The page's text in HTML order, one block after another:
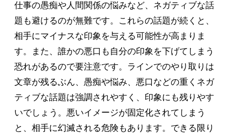
仕事の愚痴や人間関係の悩みなど、ネガティブな話
題も避けるのが無難です。これらの話題が続くと、
相手にマイナスな印象を与える可能性が高まりま
す。また、誰かの悪口も自分の印象を下げてしまう
恐れがあるので要注意です。ラインでのやり取りは
文章が残るぶん、愚痴や悩み、悪口などの重くネガ
ティブな話題は強調されやすく、印象にも残りやす
いでしょう。悪いイメージが固定化されてしまう
と、相手に幻滅される危険もあります。できる限り